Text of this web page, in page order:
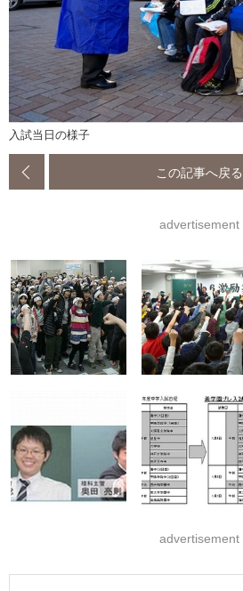
入試当日の様子
この記事へ戻る
advertisement
advertisement